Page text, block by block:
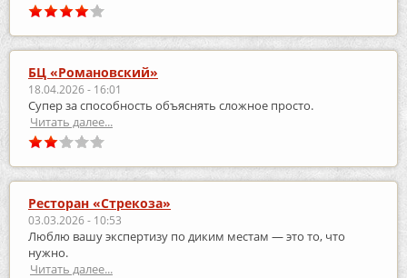
БЦ «Романовский»
18.04.2026 - 16:01
Супер за способность объяснять сложное просто.
Читать далее...
Ресторан «Стрекоза»
03.03.2026 - 10:53
Люблю вашу экспертизу по диким местам — это то, что
нужно.
Читать далее...